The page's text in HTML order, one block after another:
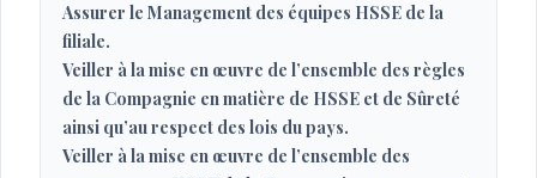
Assurer le Management des équipes HSSE de la
filiale.
Veiller à la mise en œuvre de l’ensemble des règles
de la Compagnie en matière de HSSE et de Sûreté
ainsi qu’au respect des lois du pays.
Veiller à la mise en œuvre de l’ensemble des